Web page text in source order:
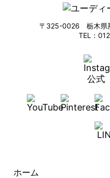
〒325-0026 栃木県
TEL：
ホーム